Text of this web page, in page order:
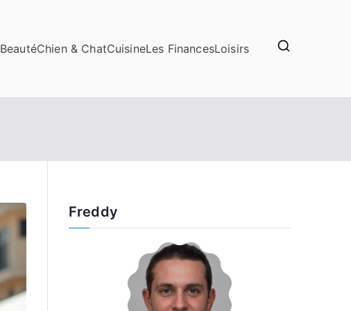
BeautéChien & ChatCuisineLes FinancesLoisirs
Freddy